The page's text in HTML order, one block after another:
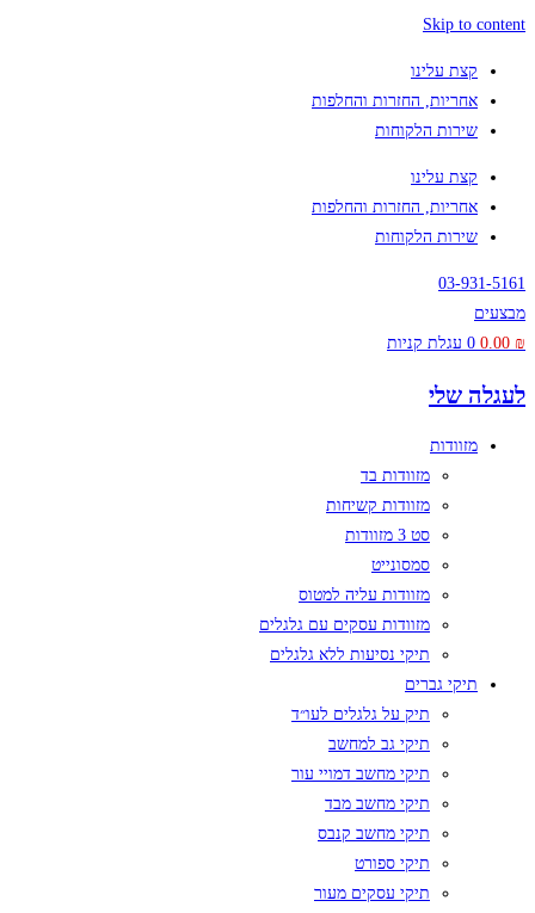
Skip to content
קצת עלינו
אחריות, החזרות והחלפות
שירות הלקוחות
קצת עלינו
אחריות, החזרות והחלפות
שירות הלקוחות
03-931-5161
מבצעים
0.00 ₪
0 עגלת קניות
לעגלה שלי
מזוודות
מזוודות בד
מזוודות קשיחות
סט 3 מזוודות
סמסונייט
מזוודות עליה למטוס
מזוודות עסקים עם גלגלים
תיקי נסיעות ללא גלגלים
תיקי גברים
תיק על גלגלים לעו״ד
תיקי גב למחשב
תיקי מחשב דמויי עור
תיקי מחשב מבד
תיקי מחשב קנבס
תיקי ספורט
תיקי עסקים מעור